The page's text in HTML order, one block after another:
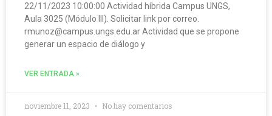
22/11/2023 10:00:00 Actividad híbrida Campus UNGS,
Aula 3025 (Módulo III). Solicitar link por correo.
rmunoz@campus.ungs.edu.ar Actividad que se propone
generar un espacio de diálogo y
VER ENTRADA »
noviembre 11, 2023 No hay comentarios